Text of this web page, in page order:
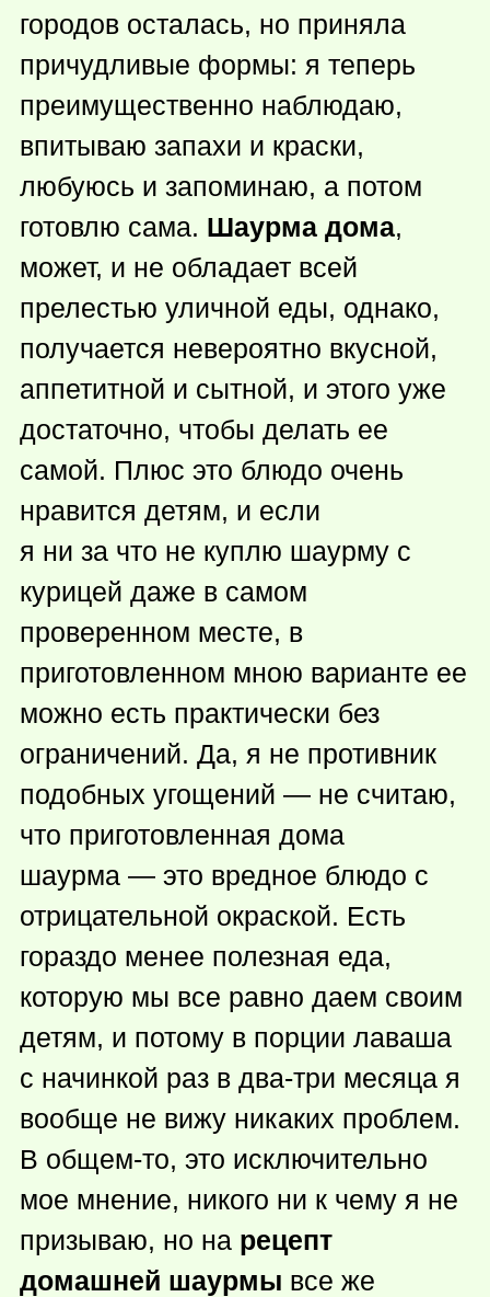
городов осталась, но приняла
причудливые формы: я теперь
преимущественно наблюдаю,
впитываю запахи и краски,
любуюсь и запоминаю, а потом
готовлю сама. Шаурма дома,
может, и не обладает всей
прелестью уличной еды, однако,
получается невероятно вкусной,
аппетитной и сытной, и этого уже
достаточно, чтобы делать ее
самой. Плюс это блюдо очень
нравится детям, и если
я ни за что не куплю шаурму с
курицей даже в самом
проверенном месте, в
приготовленном мною варианте ее
можно есть практически без
ограничений. Да, я не противник
подобных угощений — не считаю,
что приготовленная дома
шаурма — это вредное блюдо с
отрицательной окраской. Есть
гораздо менее полезная еда,
которую мы все равно даем своим
детям, и потому в порции лаваша
с начинкой раз в два-три месяца я
вообще не вижу никаких проблем.
В общем-то, это исключительно
мое мнение, никого ни к чему я не
призываю, но на рецепт
домашней шаурмы все же